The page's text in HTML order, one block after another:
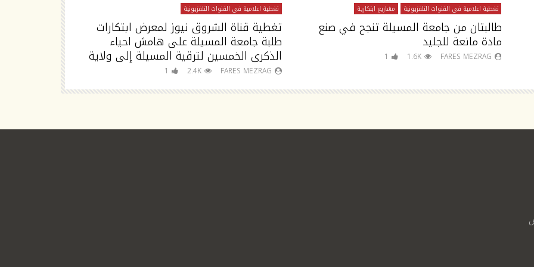
تغطية اعلامية في القنوات التلفزيونية
تغطية قناة الشروق نيوز لمعرض ابتكارات
طلبة جامعة المسيلة على هامش احياء
الذكرى الخمسين لترقية المسيلة إلى ولاية
FARES MEZRAG
2.4K
1
تغطية اعلامية في القنوات التلفزيونية مشاريع ابتكارية
طالبتان من جامعة المسيلة تنجح في صنع
مادة مانعة للجليد
FARES MEZRAG
1.6K
1